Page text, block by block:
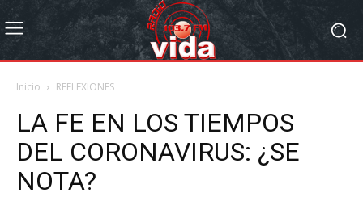
Inicio REFLEXIONES
LA FE EN LOS TIEMPOS
DEL CORONAVIRUS: ¿SE
NOTA?